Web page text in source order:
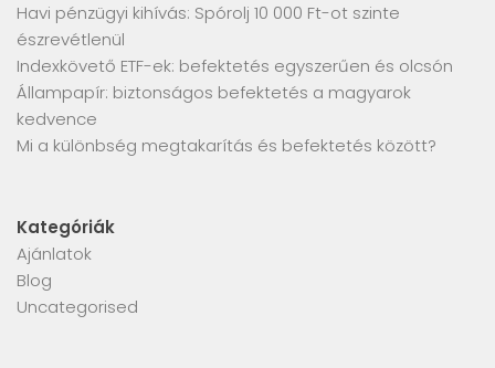
Havi pénzügyi kihívás: Spórolj 10 000 Ft-ot szinte
észrevétlenül
Indexkövető ETF-ek: befektetés egyszerűen és olcsón
Állampapír: biztonságos befektetés a magyarok
kedvence
Mi a különbség megtakarítás és befektetés között?
Kategóriák
Ajánlatok
Blog
Uncategorised